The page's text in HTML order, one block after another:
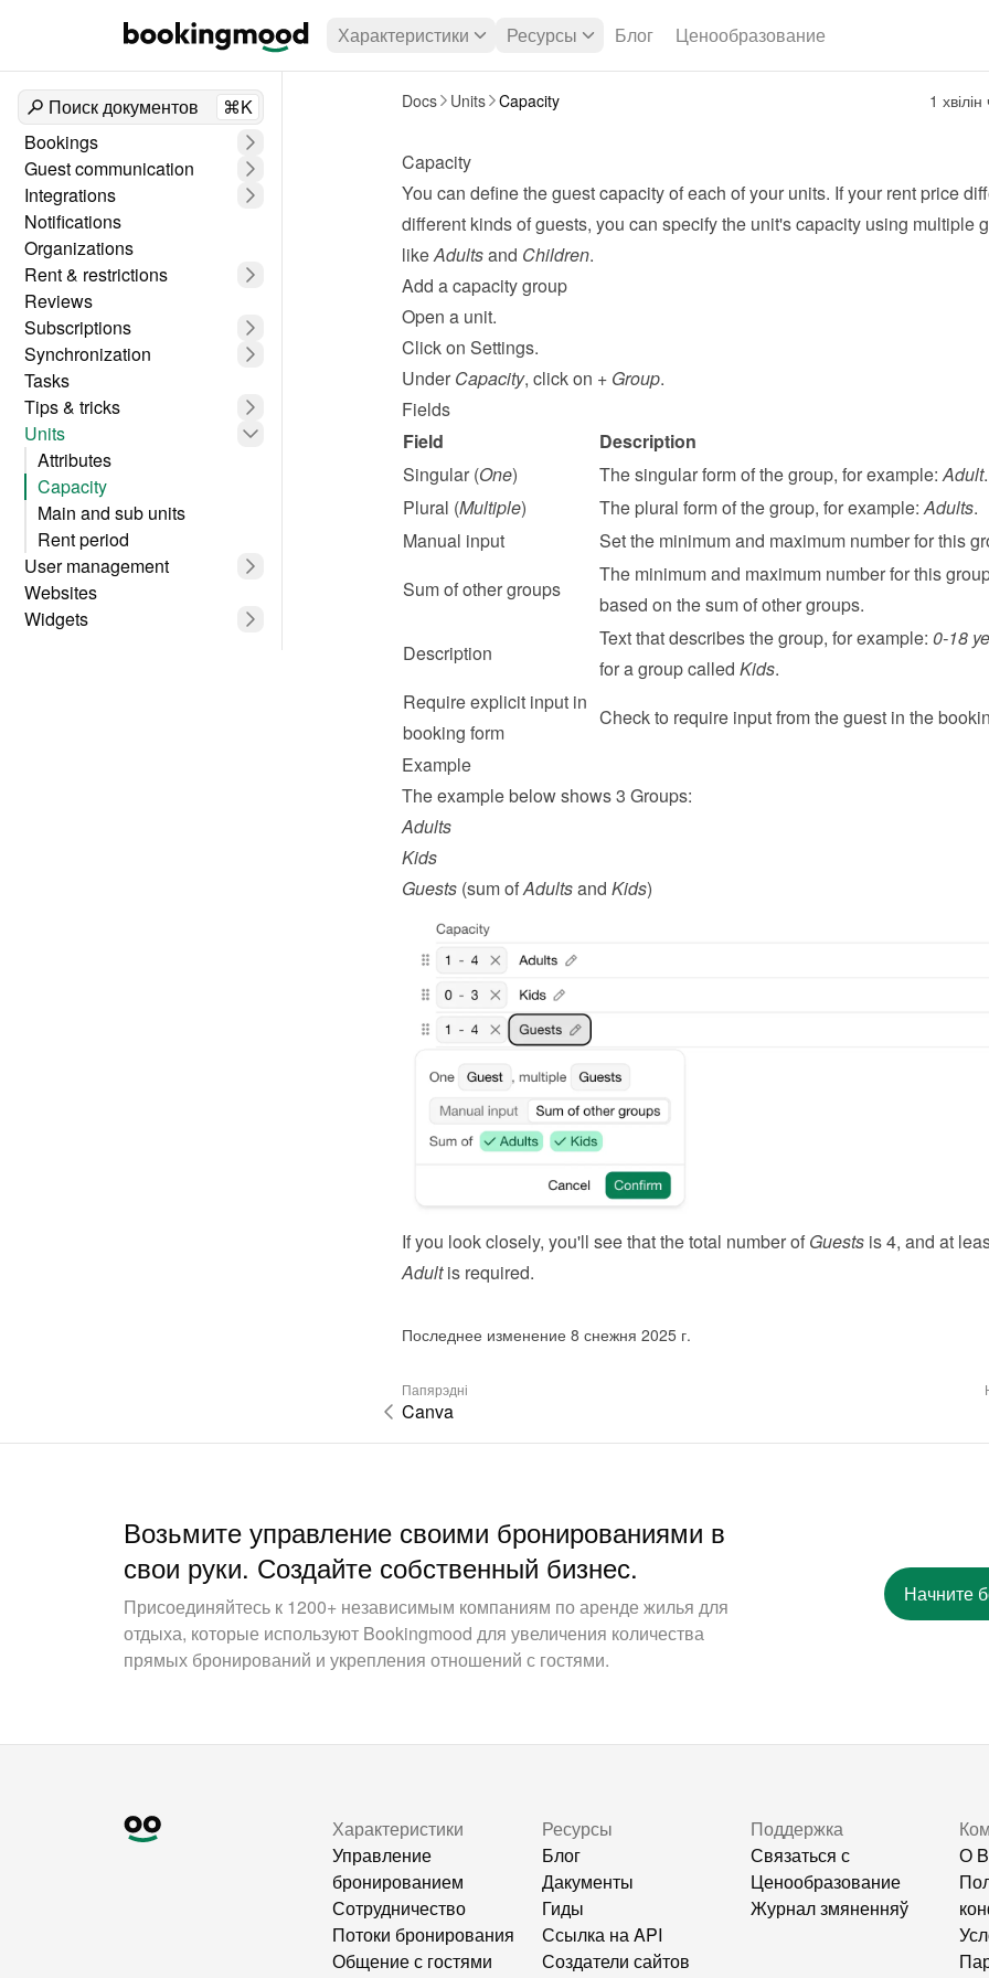
Характеристики Ресурсы Блог Ценообразование
Поиск документов
⌘K
Bookings
Guest communication
Integrations
Notifications
Organizations
Rent & restrictions
Reviews
Subscriptions
Synchronization
Tasks
Tips & tricks
Units
Attributes
Capacity
Main and sub units
Rent period
User management
Websites
Widgets
Docs Units Capacity 1
Capacity
You can define the guest capacity of each of your units. If your rent price
different kinds of guests, you can specify the unit's capacity using multiple
like Adults and Children.
Add a capacity group
Open a unit.
Click on Settings.
Under Capacity, click on + Group.
Fields
Field
Description
Singular (One) The singular form of the group, for example: Adult.
Plural (Multiple) The plural form of the group, for example: Adults.
Manual input
Set the minimum and maximum number for this
Sum of other groups
The minimum and maximum number for this
based on the sum of other groups.
Description
Text that describes the group, for example: 0-18
for a group called Kids.
Require explicit input in
booking form
Check to require input from the guest in the
Example
The example below shows 3 Groups:
Adults
Kids
Guests (sum of Adults and Kids)
If you look closely, you'll see that the total number of Guests
Adult is required.
Последнее изменение 8 снежня 2025 г.
Папярэдні
Canva
Возьмите управление своими бронированиями в
свои руки. Создайте собственный бизнес.
Присоединяйтесь к 1200+ независимым компаниям по аренде жилья для
отдыха, которые используют Bookingmood для увеличения количества
прямых бронирований и укрепления отношений с гостями.
Начните
Характеристики
Управление
бронированием
Сотрудничество
Потоки бронирования
Общение с гостями
Ресурсы
Блог
Дакументы
Гиды
Ссылка на API
Создатели сайтов
Поддержка
Связаться с
Ценообразование
Журнал змяненняў
О